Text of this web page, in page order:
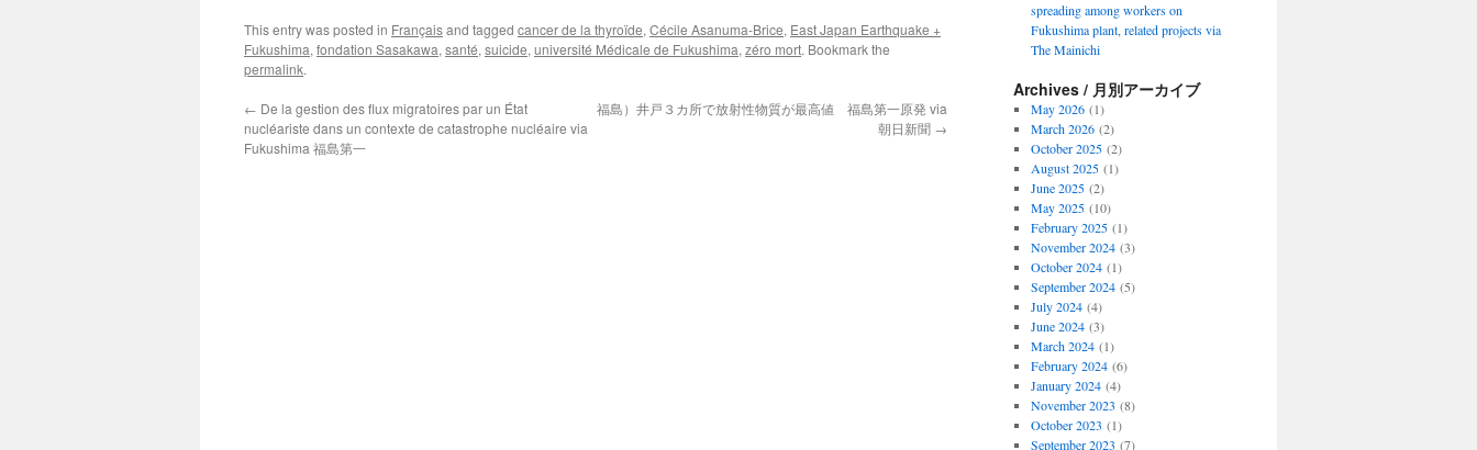
This entry was posted in Françaisand tagged cancer de la thyroïde, Cécile Asanuma-Brice, East Japan Earthquake +
Fukushima, fondation Sasakawa, santé, suicide, université Médicale de Fukushima, zéro mort. Bookmark the
permalink.
← De la gestion des flux migratoires par un État
nucléariste dans un contexte de catastrophe nucléaire via
Fukushima 福島第一
福島）井戸３カ所で放射性物質が最高値 福島第一原発 via
朝日新聞 →
spreading among workers on
Fukushima plant, related projects via
The Mainichi
Archives / 月別アーカイブ
May 2026(1)
March 2026(2)
October 2025(2)
August 2025(1)
June 2025(2)
May 2025(10)
February 2025(1)
November 2024(3)
October 2024(1)
September 2024(5)
July 2024(4)
June 2024(3)
March 2024(1)
February 2024(6)
January 2024(4)
November 2023 (8)
October 2023 (1)
September 2023 (7)